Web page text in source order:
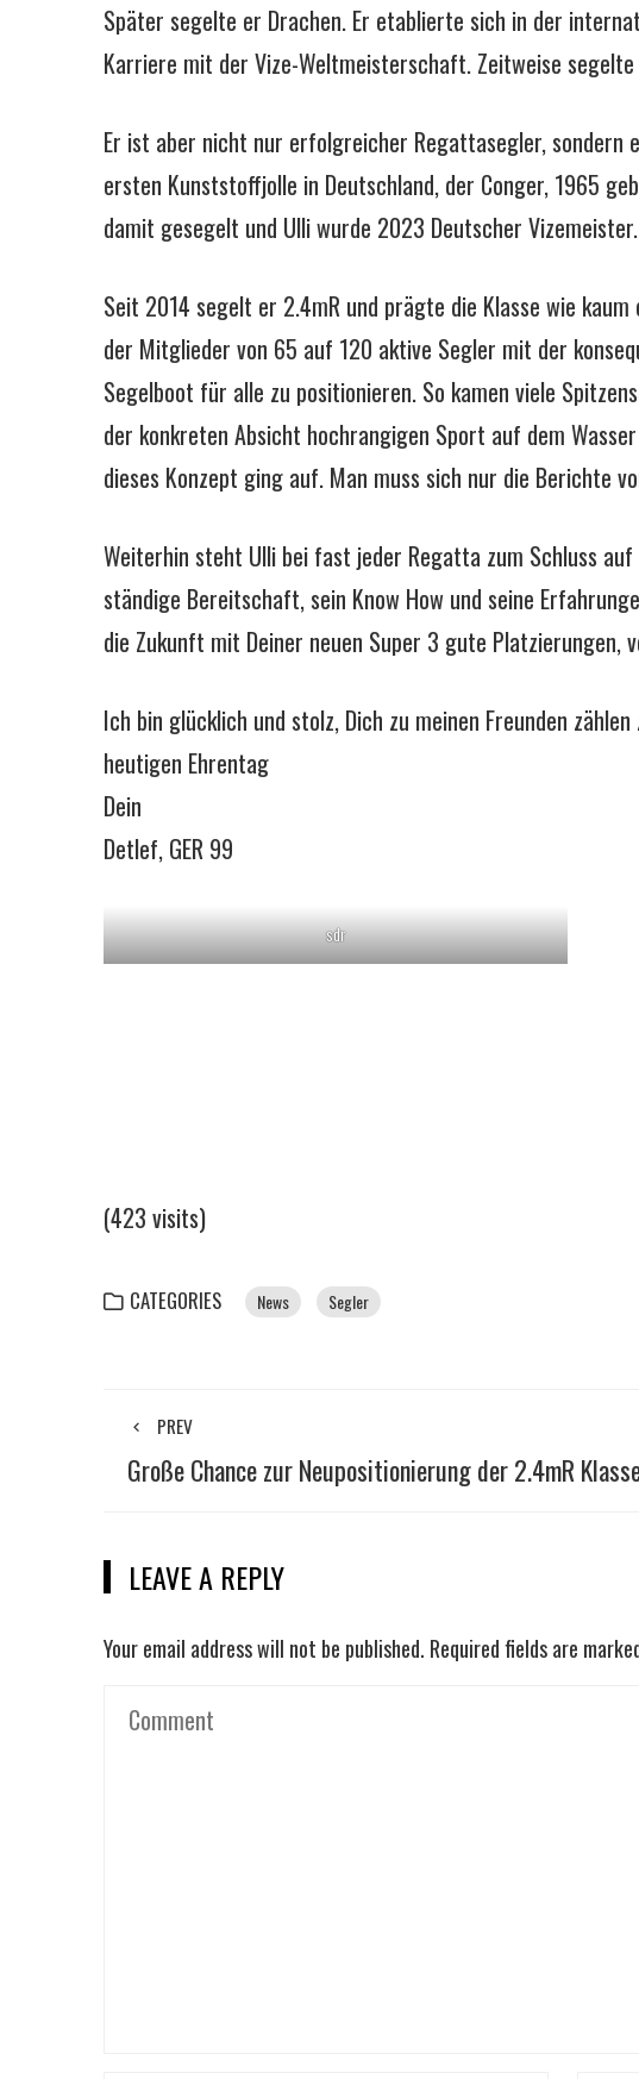
Später segelte er Drachen. Er etablierte sich in der
Karriere mit der Vize-Weltmeisterschaft. Zeitweise
Er ist aber nicht nur erfolgreicher Regattasegler, sondern
ersten Kunststoffjolle in Deutschland, der Conger, 1965
damit gesegelt und Ulli wurde 2023 Deutscher Vizemeister.
Seit 2014 segelt er 2.4mR und prägte die Klasse wie
der Mitglieder von 65 auf 120 aktive Segler mit der
Segelboot für alle zu positionieren. So kamen viele
der konkreten Absicht hochrangigen Sport auf dem
dieses Konzept ging auf. Man muss sich nur die Berichte
Weiterhin steht Ulli bei fast jeder Regatta zum Schluss
ständige Bereitschaft, sein Know How und seine
die Zukunft mit Deiner neuen Super 3 gute Platzierungen,
Ich bin glücklich und stolz, Dich zu meinen Freunden
heutigen Ehrentag
Dein
Detlef, GER 99
sdr
(423 visits)
CATEGORIES News Segler
PREV
Große Chance zur Neupositionierung der 2.4mR
LEAVE A REPLY
Your email address will not be published. Required fields are